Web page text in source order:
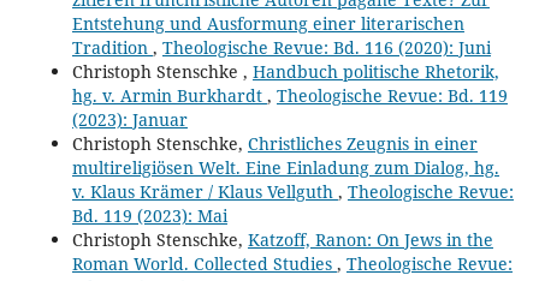
Entstehung und Ausformung einer literarischen
Tradition , Theologische Revue: Bd. 116 (2020): Juni
Christoph Stenschke , Handbuch politische Rhetorik,
hg. v. Armin Burkhardt , Theologische Revue: Bd. 119
(2023): Januar
Christoph Stenschke, Christliches Zeugnis in einer
multireligiösen Welt. Eine Einladung zum Dialog, hg.
v. Klaus Krämer / Klaus Vellguth , Theologische Revue:
Bd. 119 (2023): Mai
Christoph Stenschke, Katzoff, Ranon: On Jews in the
Roman World. Collected Studies , Theologische Revue: